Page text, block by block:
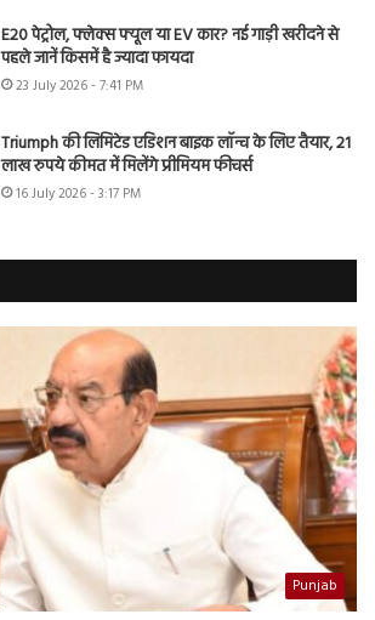
E20 पेट्रोल, फ्लेक्स फ्यूल या EV कार? नई गाड़ी खरीदने से
पहले जानें किसमें है ज्यादा फायदा
23 July 2026 - 7:41 PM
Triumph की लिमिटेड एडिशन बाइक लॉन्च के लिए तैयार, 21
लाख रुपये कीमत में मिलेंगे प्रीमियम फीचर्स
16 July 2026 - 3:17 PM
Punjab